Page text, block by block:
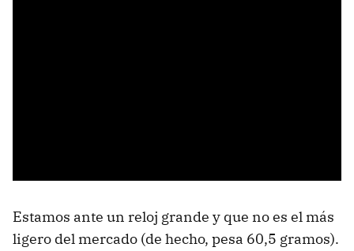
Estamos ante un reloj grande y que no es el más
ligero del mercado (de hecho, pesa 60,5 gramos).